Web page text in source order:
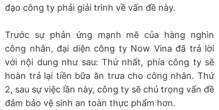
đạo công ty phải giải trình về vấn đề này.
Trước sự phản ứng mạnh mẽ của hàng nghìn
công nhân, đại diện công ty Now Vina đã trả lời
với nội dung như sau: Thứ nhất, phía công ty sẽ
hoàn trả lại tiền bữa ăn trưa cho công nhân. Thứ
2, sau sự việc lần này, công ty sẽ chú trọng vấn đề
đảm bảo vệ sinh an toàn thực phẩm hơn.